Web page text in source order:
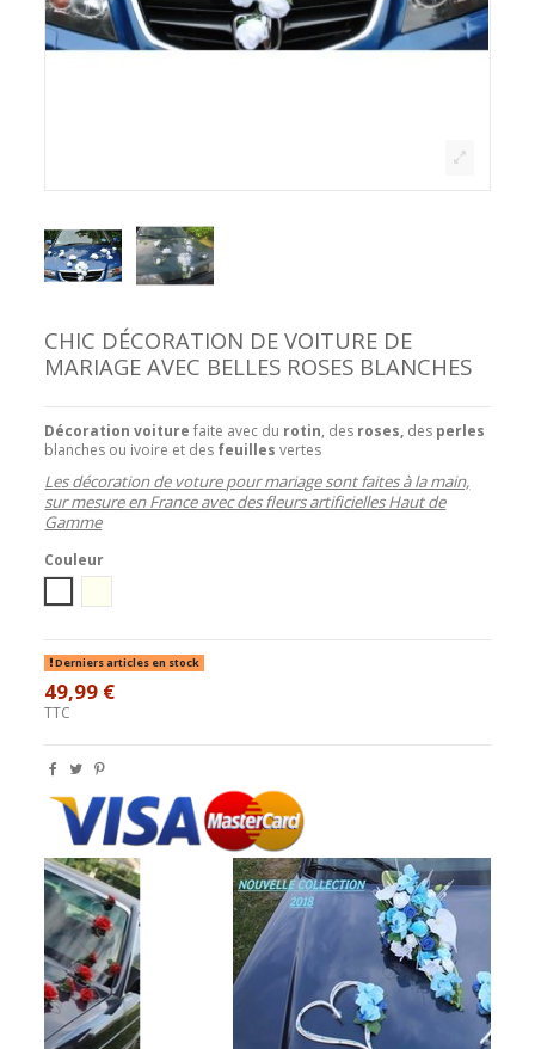
CHIC DÉCORATION DE VOITURE DE
MARIAGE AVEC BELLES ROSES BLANCHES
Décoration voiturefaite avec du rotin, des roses, des perles
blanches ou ivoire et des feuilles vertes
Les décoration de voture pour mariage sont faites à la main,
sur mesure en France avec des fleurs artificielles Haut de
Gamme
Couleur
Derniers articles en stock
49,99 €
TTC